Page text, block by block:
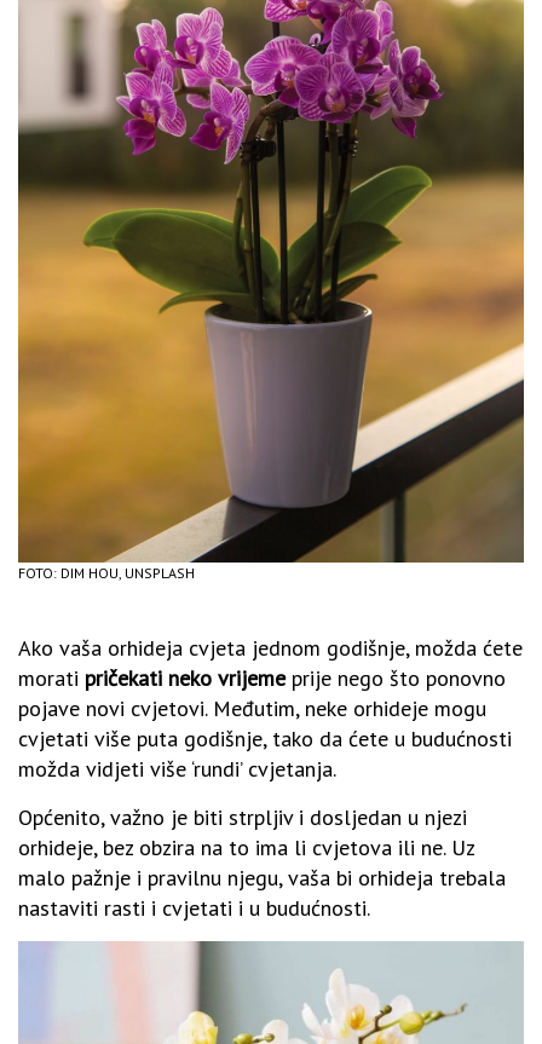
FOTO: DIM HOU, UNSPLASH
Ako vaša orhideja cvjeta jednom godišnje, možda ćete
morati pričekati neko vrijemeprije nego što ponovno
pojave novi cvjetovi. Međutim, neke orhideje mogu
cvjetati više puta godišnje, tako da ćete u budućnosti
možda vidjeti više ‘rundi’ cvjetanja.
Općenito, važno je biti strpljiv i dosljedan u njezi
orhideje, bez obzira na to ima li cvjetova ili ne. Uz
malo pažnje i pravilnu njegu, vaša bi orhideja trebala
nastaviti rasti i cvjetati i u budućnosti.